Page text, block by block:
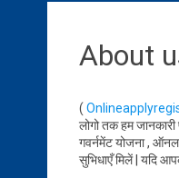
About
(
लोगो तक हम
गवर्नमेंट योजना ,
सुभिधाएँ मिलें | यदि